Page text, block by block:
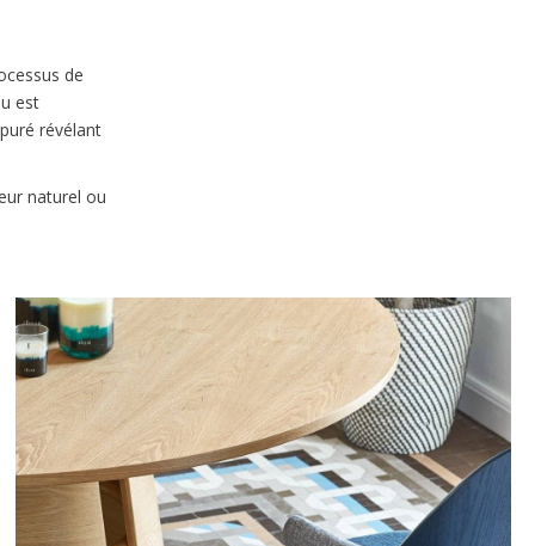
de
est
révélant
naturel ou